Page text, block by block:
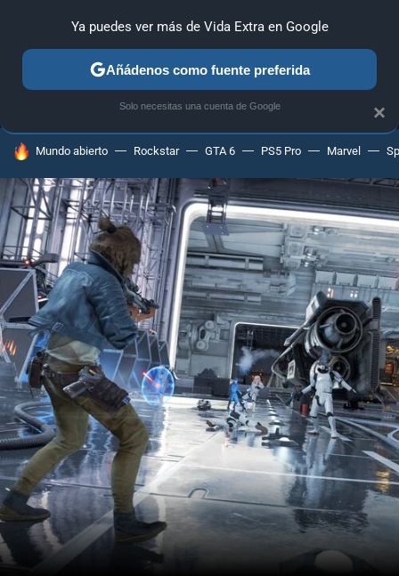
MENÚ NUEVO
GUÍAS Y TRUCOS PC SONY
HOY SE HABLA DE
Mundo abierto Rockstar GTA 6 PS5 Pro Marvel
×
Ya puedes ver más de Vida Extra en Google
Añádenos como fuente preferida
Solo necesitas una cuenta de Google